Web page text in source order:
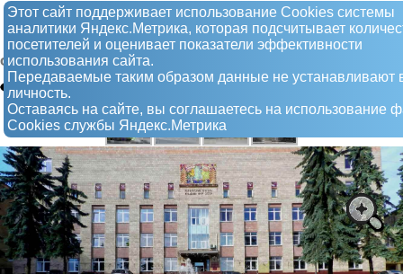
Этот сайт поддерживает использование Сookies системы
аналитики Яндекс.Метрика, которая подсчитывает
посетителей и оценивает показатели эффективности
использования сайта.
Передаваемые таким образом данные не устанавливают
личность.
Оставаясь на сайте, вы соглашаетесь на использование
Сookies службы Яндекс.Метрика
Фонтан у Карельского научного
центра РАН
Фонтан